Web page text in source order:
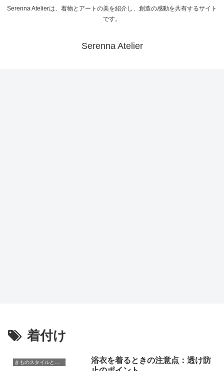
Serenna Atelierは、着物とアートの美を紹介し、創造の感動を共有するサイト
です。
Serenna Atelier
着付け
浴衣を着るときの注意点：透け防